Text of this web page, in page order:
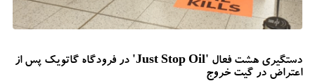
دستگیری هشت فعال 'Just Stop Oil' در فرودگاه گاتویک پس از
اعتراض در گیت خروج